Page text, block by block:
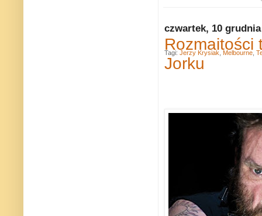
czwartek, 10 grudnia
Rozmaitości
Jorku
Tagi: Jerzy Krysiak Melbourne